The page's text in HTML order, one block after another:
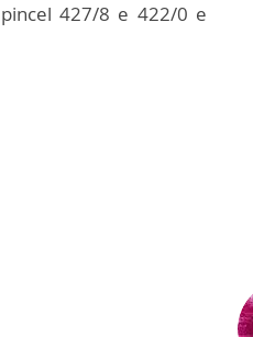
427/8 e 422/0 e